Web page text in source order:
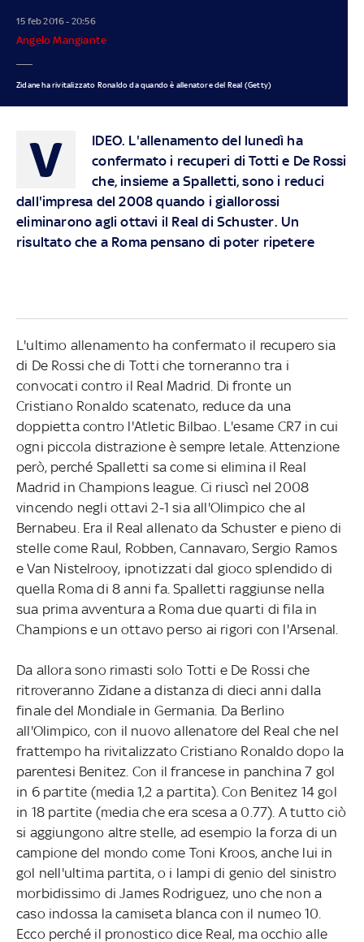
15 feb 2016 - 20:56
Angelo Mangiante
Zidane ha rivitalizzato Ronaldo da quando è allenatore del Real (Getty)
V IDEO. L'allenamento del lunedì ha
confermato i recuperi di Totti e De Rossi
che, insieme a Spalletti, sono i reduci
dall'impresa del 2008 quando i giallorossi
eliminarono agli ottavi il Real di Schuster. Un
risultato che a Roma pensano di poter ripetere
L'ultimo allenamento ha confermato il recupero sia
di De Rossi che di Totti che torneranno tra i
convocati contro il Real Madrid. Di fronte un
Cristiano Ronaldo scatenato, reduce da una
doppietta contro l'Atletic Bilbao. L'esame CR7 in cui
ogni piccola distrazione è sempre letale. Attenzione
però, perché Spalletti sa come si elimina il Real
Madrid in Champions league. Ci riuscì nel 2008
vincendo negli ottavi 2-1 sia all'Olimpico che al
Bernabeu. Era il Real allenato da Schuster e pieno di
stelle come Raul, Robben, Cannavaro, Sergio Ramos
e Van Nistelrooy, ipnotizzati dal gioco splendido di
quella Roma di 8 anni fa. Spalletti raggiunse nella
sua prima avventura a Roma due quarti di fila in
Champions e un ottavo perso ai rigori con l'Arsenal.
Da allora sono rimasti solo Totti e De Rossi che
ritroveranno Zidane a distanza di dieci anni dalla
finale del Mondiale in Germania. Da Berlino
all'Olimpico, con il nuovo allenatore del Real che nel
frattempo ha rivitalizzato Cristiano Ronaldo dopo la
parentesi Benitez. Con il francese in panchina 7 gol
in 6 partite (media 1,2 a partita). Con Benitez 14 gol
in 18 partite (media che era scesa a 0.77). A tutto ciò
si aggiungono altre stelle, ad esempio la forza di un
campione del mondo come Toni Kroos, anche lui in
gol nell'ultima partita, o i lampi di genio del sinistro
morbidissimo di James Rodriguez, uno che non a
caso indossa la camiseta blanca con il numeo 10.
Ecco perché il pronostico dice Real, ma occhio alle